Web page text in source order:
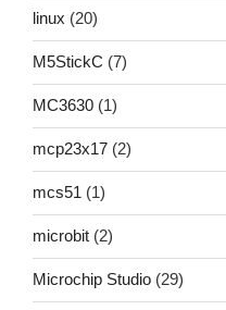
linux (20)
M5StickC (7)
MC3630 (1)
mcp23x17 (2)
mcs51 (1)
microbit (2)
Microchip Studio (29)